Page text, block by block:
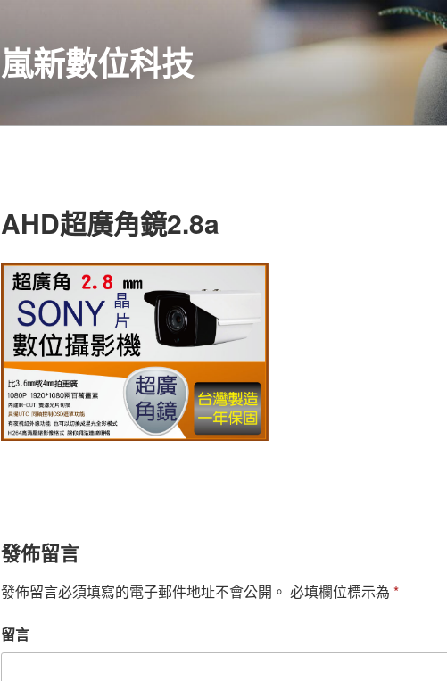
嵐新數位科技
AHD超廣角鏡2.8a
發佈留言
發佈留言必須填寫的電子郵件地址不會公開。 必填欄位標示為 *
留言